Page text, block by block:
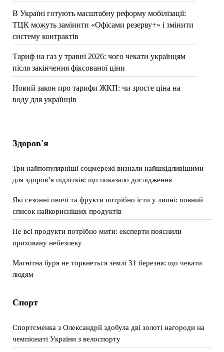
В Україні готують масштабну реформу мобілізації:
ТЦК можуть замінити «Офісами резерву+» і змінити
систему контрактів
Тариф на газ у травні 2026: чого чекати українцям
після закінчення фіксованої ціни
Новий закон про тарифи ЖКП: чи зросте ціна на
воду для українців
Здоров'я
Три найпопулярніші соцмережі визнали найшкідливішими
для здоров’я підлітків: що показало дослідження
Які сезонні овочі та фрукти потрібно їсти у липні: повний
список найкорисніших продуктів
Не всі продукти потрібно мити: експерти пояснили
приховану небезпеку
Магнітна буря не торкнеться землі 31 березня: що чекати
людям
Спорт
Спортсменка з Олександрії здобула дві золоті нагороди на
чемпіонаті України з велоспорту